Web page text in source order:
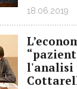
18.06.2019
l'analisi